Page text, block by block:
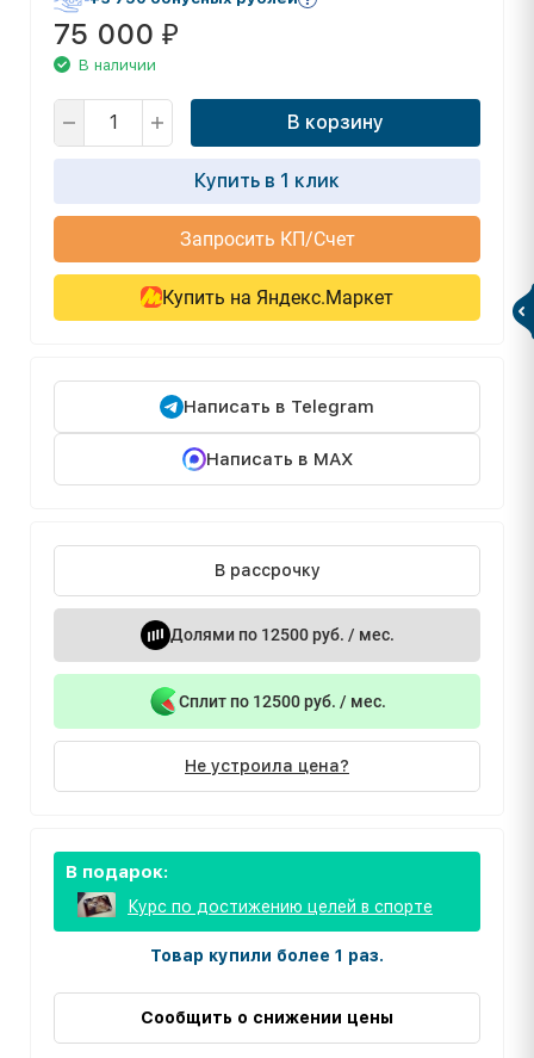
75 000 ₽
В наличии
В корзину
Купить в 1 клик
Запросить КП/Счет
Купить на Яндекс.Маркет
Написать в Telegram
Написать в MAX
В рассрочку
Долями по 12500 руб. / мес.
Сплит по 12500 руб. / мес.
Не устроила цена?
В подарок:
Курс по достижению целей в спорте
Товар купили более 1 раз.
Сообщить о снижении цены